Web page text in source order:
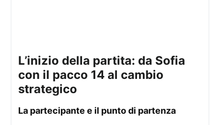
l’inizio della partita: da Sofia
con il pacco 14 al cambio
strategico
la partecipante e il punto di partenza